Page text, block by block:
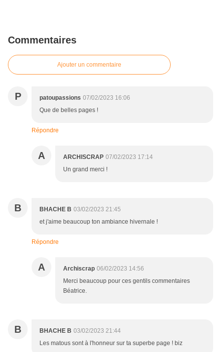
Commentaires
Ajouter un commentaire
P patoupassions 07/02/2023 16:06
Que de belles pages !
Répondre
A ARCHISCRAP 07/02/2023 17:14
Un grand merci !
B BHACHE B 03/02/2023 21:45
et j'aime beaucoup ton ambiance hivernale !
Répondre
A Archiscrap 06/02/2023 14:56
Merci beaucoup pour ces gentils commentaires
Béatrice.
B BHACHE B 03/02/2023 21:44
Les matous sont à l'honneur sur ta superbe page ! biz